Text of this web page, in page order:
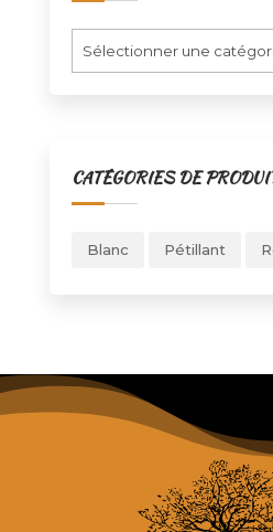
CATÉGORIES DE
Blanc Pétillant